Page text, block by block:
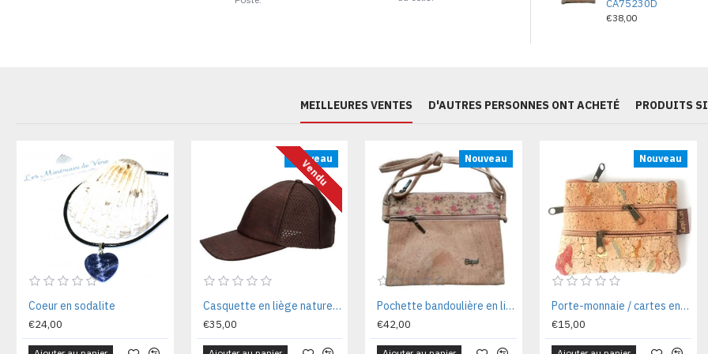
CA75230D
€38,00
MEILLEURES VENTES D'AUTRES PERSONNES ONT ACHETÉ PRODUITS
Coeur en sodalite
€24,00
Nouveau
Vendu
Casquette en liège naturel coton rede MSCAQTMR58 Tl n.58
€35,00
Nouveau
Pochette bandoulière en liège naturel dore 22 x 17 x 03 cm CA1011FL
€42,00
Nouveau
Porte-monnaie / cartes en liège naturel 12x 09 x 02 cm CA1073OLR
€15,00